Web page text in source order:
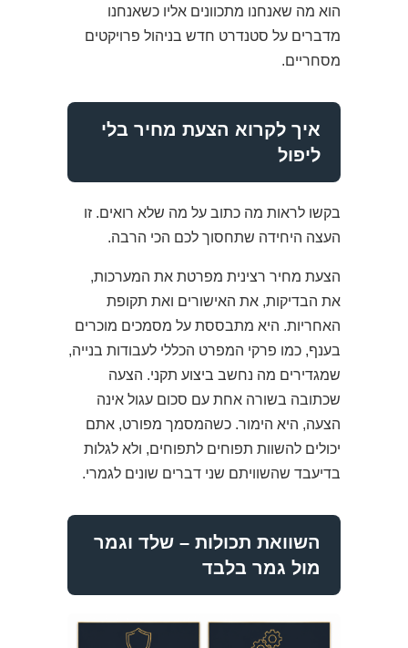
הוא מה שאנחנו מתכוונים אליו כשאנחנו
מדברים על סטנדרט חדש בניהול פרויקטים
מסחריים.
איך לקרוא הצעת מחיר בלי
ליפול
בקשו לראות מה כתוב על מה שלא רואים. זו
העצה היחידה שתחסוך לכם הכי הרבה.
הצעת מחיר רצינית מפרטת את המערכות,
את הבדיקות, את האישורים ואת תקופת
האחריות. היא מתבססת על מסמכים מוכרים
בענף, כמו פרקי המפרט הכללי לעבודות בנייה,
שמגדירים מה נחשב ביצוע תקני. הצעה
שכתובה בשורה אחת עם סכום עגול אינה
הצעה, היא הימור. כשהמסמך מפורט, אתם
יכולים להשוות תפוחים לתפוחים, ולא לגלות
בדיעבד שהשוויתם שני דברים שונים לגמרי.
השוואת תכולות – שלד וגמר
מול גמר בלבד